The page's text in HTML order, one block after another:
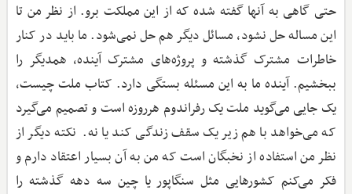
حتی گاهی به آنها گفته شده که از این مملکت برو. از نظر من تا
این مساله حل نشود، مسائل دیگر هم حل نمی‌شود. ما باید در کنار
خاطرات مشترک گذشته و پروژه‌های مشترک آینده، همدیگر را
ببخشیم. آینده‌ ما به این مسئله بستگی دارد. کتاب ملت چیست،
یک جایی می‌گوید ملت یک رفراندوم هر‌روزه است و تصمیم می‌گیرد
که می‌خواهد با هم زیر یک سقف زندگی کند یا نه. نکته دیگر از
نظر من استفاده از نخبگان است که من به آن بسیار اعتقاد دارم و
فکر می‌کنم کشورهایی مثل سنگاپور یا چین سه دهه گذشته را